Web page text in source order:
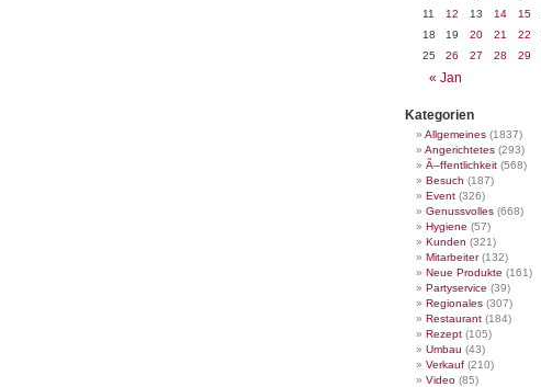
« Jan
11
12 13 14 15
18
19 20 21 22
25
26 27 28 29
Kategorien
Allgemeines (1837)
Angerichtetes (293)
Ã–ffentlichkeit (568)
Besuch (187)
Event (326)
Genussvolles (668)
Hygiene (57)
Kunden (321)
Mitarbeiter(132)
Neue Produkte (161)
Partyservice (39)
Regionales (307)
Restaurant (184)
Rezept (105)
Umbau (43)
Verkauf (210)
Video (85)